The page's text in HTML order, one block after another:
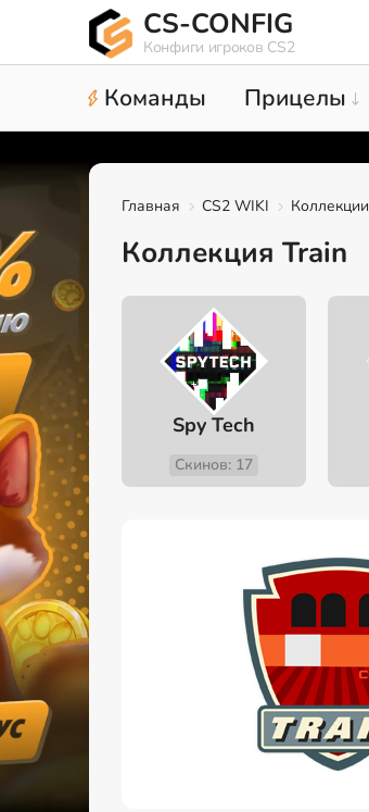
CS-CONFIG
Конфиги игроков CS2
Команды Прицелы
Главная CS2 WIKI Коллекции
Коллекция Train
Spy Tech
Скинов: 17